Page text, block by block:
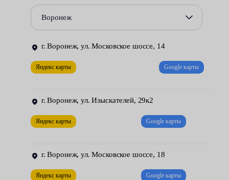
Данные признаки могут указывать и на иные поломки ходовой.
полноценная диагностика. Мы рекомендуем обратиться в
сервисы Fresh Auto, чтобы избежать ошибок.
осложняют процесс. В условиях автосервиса имеется всё
Воронеж
г. Воронеж, ул. Московское шоссе, 14
Яндекс карты Google карты
г. Воронеж, ул. Изыскателей, 29к2
Яндекс карты Google карты
г. Воронеж, ул. Московское шоссе, 18
Яндекс карты Google карты